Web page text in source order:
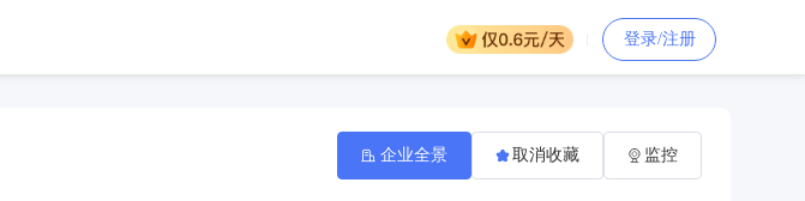
登录/注册
企业全景 取消收藏 监控